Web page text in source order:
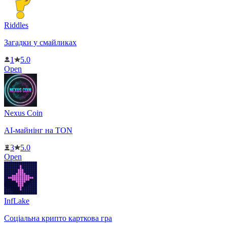
Riddles
Загадки у смайликах
1
5.0
Open
Nexus Coin
AI-майнінг на TON
3
5.0
Open
InfLake
Соціальна крипто карткова гра